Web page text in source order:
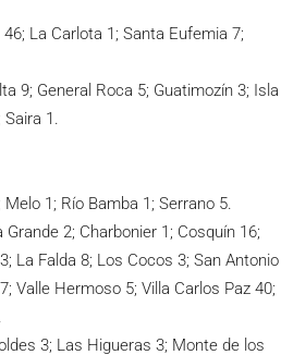
La Carlota 1; Santa Eufemia 7;
9; General Roca 5; Guatimozín 3; Isla
1.
1; Río Bamba 1; Serrano 5.
2; Charbonier 1; Cosquín 16;
La Falda 8; Los Cocos 3; San Antonio
Valle Hermoso 5; Villa Carlos Paz 40;
3; Las Higueras 3; Monte de los